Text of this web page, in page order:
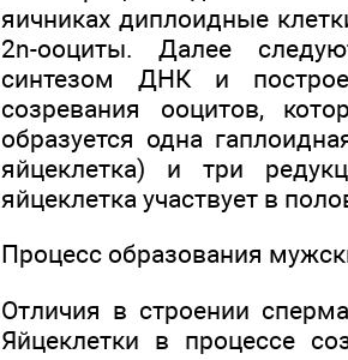
яичниках диплоидные
2n-ооциты. Далее
синтезом ДНК и
созревания ооцитов,
образуется одна
яйцеклетка) и три
яйцеклетка участвует в
Процесс образования
Отличия в строении
Яйцеклетки в процессе